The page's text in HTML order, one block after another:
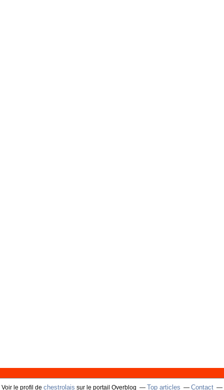
Voir le profil de chestrolais sur le portail Overblog Top articles Contact